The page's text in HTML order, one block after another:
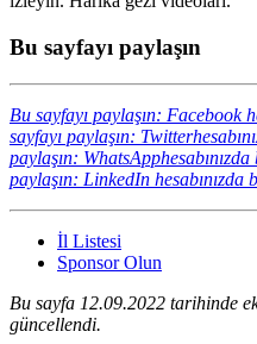
Bu sayfayı paylaşın
Bu sayfayı paylaşın: Facebook
sayfayı paylaşın:
paylaşın: WhatsApphesabınızda
paylaşın: LinkedIn hesabınızda
İl Listesi
Sponsor Olun
Bu sayfa 12.09.2022 tarihinde
güncellendi.